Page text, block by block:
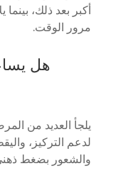
أكبر بعد ذلك،
مرور الوقت.
هل
لدعم التركيز،
والشعور بضغط